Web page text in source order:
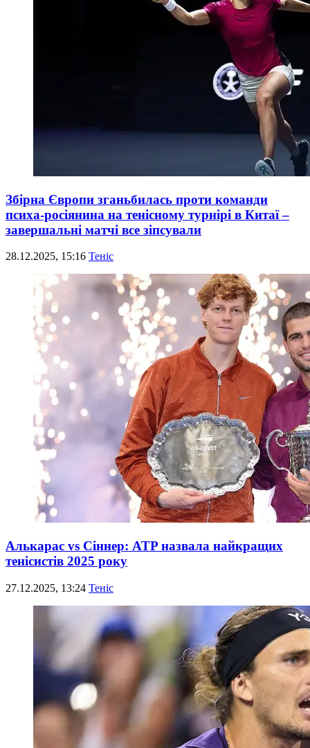
Збірна Європи зганьбилась проти команди
психа-росіянина на тенісному турнірі в Китаї –
завершальні матчі все зіпсували
28.12.2025, 15:16 Теніс
Алькарас vs Сіннер: ATP назвала найкращих
тенісистів 2025 року
27.12.2025, 13:24 Теніс